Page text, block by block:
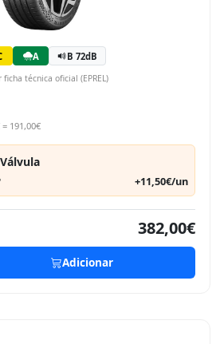
A B 72dB
ficha técnica oficial (EPREL)
191,00€
+11,50€/un
382,00€
Adicionar